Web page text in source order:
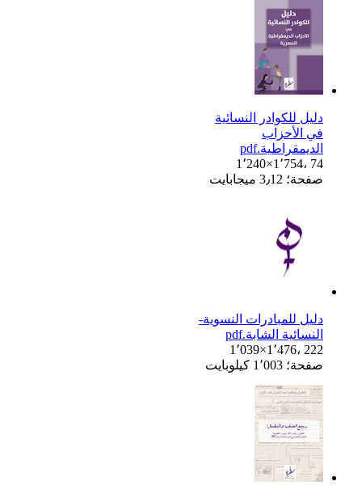
دليل للكوادر النسائية
في الأحزاب
الديمقراطية.pdf
1٬240×1٬754، 74
صفحة؛ 3٫12 ميجابايت
دليل للمبادرات النسوية-
النسائية الشابة.pdf
1٬039×1٬476، 222
صفحة؛ 1٬003 كيلوبايت